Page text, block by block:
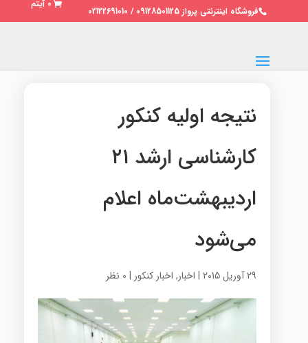
فروشگاه اینترنتی پرواز 09128501125 / 02122691010
0 آیتم
نتیجه اولیه کنکور
کارشناسی ارشد ۲۱
اردیبهشت‌ماه اعلام
می‌شود
29 آوریل 2015 | اخبار, اخبار کنکور | 0 نظر